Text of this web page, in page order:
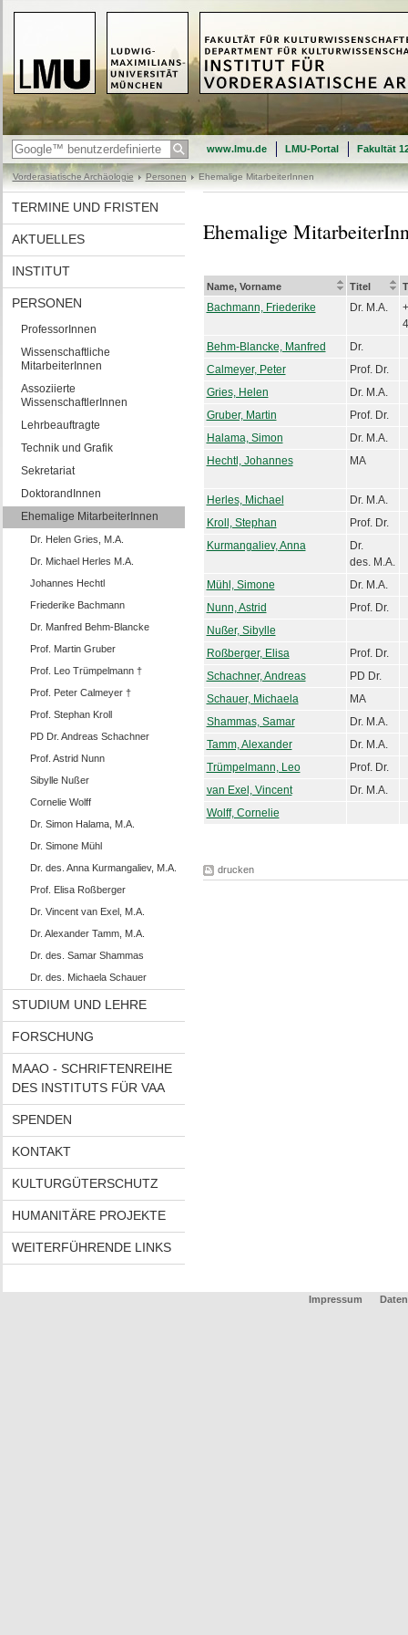
www.lmu.de LMU-Portal Fakultät
Vorderasiatische Archäologie Personen Ehemalige MitarbeiterInnen
TERMINE UND FRISTEN
AKTUELLES
INSTITUT
PERSONEN
ProfessorInnen
Wissenschaftliche
MitarbeiterInnen
Assoziierte
WissenschaftlerInnen
Lehrbeauftragte
Technik und Grafik
Sekretariat
DoktorandInnen
Ehemalige MitarbeiterInnen
Dr. Helen Gries, M.A.
Dr. Michael Herles M.A.
Johannes Hechtl
Friederike Bachmann
Dr. Manfred Behm-Blancke
Prof. Martin Gruber
Prof. Leo Trümpelmann †
Prof. Peter Calmeyer †
Prof. Stephan Kroll
PD Dr. Andreas Schachner
Prof. Astrid Nunn
Sibylle Nußer
Cornelie Wolff
Dr. Simon Halama, M.A.
Dr. Simone Mühl
Dr. des. Anna Kurmangaliev, M.A.
Prof. Elisa Roßberger
Dr. Vincent van Exel, M.A.
Dr. Alexander Tamm, M.A.
Dr. des. Samar Shammas
Dr. des. Michaela Schauer
STUDIUM UND LEHRE
FORSCHUNG
MAAO - SCHRIFTENREIHE
DES INSTITUTS FÜR VAA
SPENDEN
KONTAKT
KULTURGÜTERSCHUTZ
HUMANITÄRE PROJEKTE
WEITERFÜHRENDE LINKS
Ehemalige
Name, Vorname Titel
Bachmann, Friederike Dr. M.A.
Behm-Blancke, Manfred
Dr.
Calmeyer, Peter
Prof. Dr.
Gries, Helen
Dr. M.A.
Gruber, Martin
Prof. Dr.
Halama, Simon
Dr. M.A.
Hechtl, Johannes
MA
Herles, Michael
Dr. M.A.
Kroll, Stephan
Prof. Dr.
Kurmangaliev, Anna
Dr.
des. M.A.
Mühl, Simone
Dr. M.A.
Nunn, Astrid
Prof. Dr.
Nußer, Sibylle
Roßberger, Elisa
Prof. Dr.
Schachner, Andreas
PD Dr.
Schauer, Michaela
MA
Shammas, Samar
Dr. M.A.
Tamm, Alexander
Dr. M.A.
Trümpelmann, Leo
Prof. Dr.
van Exel, Vincent
Dr. M.A.
Wolff, Cornelie
drucken
Impressum